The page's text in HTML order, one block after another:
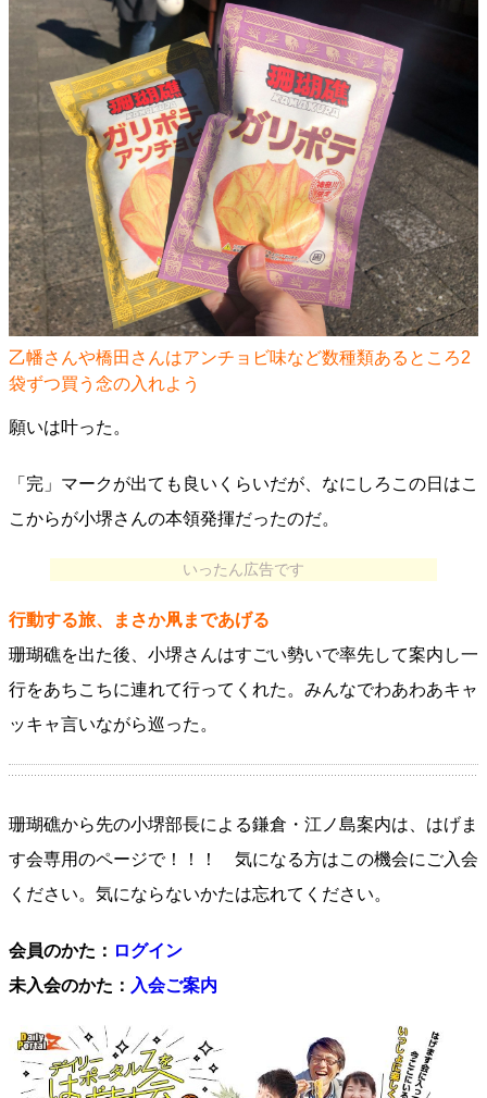
乙幡さんや橋田さんはアンチョビ味など数種類あるところ2
袋ずつ買う念の入れよう
願いは叶った。
「完」マークが出ても良いくらいだが、なにしろこの日はこ
こからが小堺さんの本領発揮だったのだ。
いったん広告です
行動する旅、まさか凧まであげる
珊瑚礁を出た後、小堺さんはすごい勢いで率先して案内し一
行をあちこちに連れて行ってくれた。みんなでわあわあキャ
ッキャ言いながら巡った。
珊瑚礁から先の小堺部長による鎌倉・江ノ島案内は、はげま
す会専用のページで！！！ 気になる方はこの機会にご入会
ください。気にならないかたは忘れてください。
会員のかた： ログイン
未入会のかた： 入会ご案内